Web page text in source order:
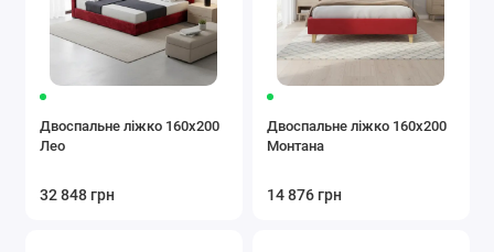
Двоспальне ліжко 160x200
Лео
32 848 грн
Двоспальне ліжко 160x200
Монтана
14 876 грн